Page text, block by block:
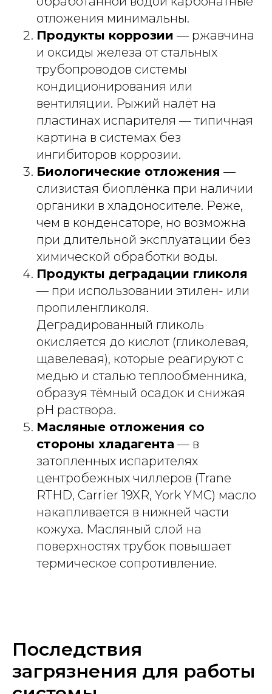
отложения минимальны.
Продукты коррозии — ржавчина
и оксиды железа от стальных
трубопроводов системы
кондиционирования или
вентиляции. Рыжий налёт на
пластинах испарителя — типичная
картина в системах без
ингибиторов коррозии.
Биологические отложения —
слизистая биоплёнка при наличии
органики в хладоносителе. Реже,
чем в конденсаторе, но возможна
при длительной эксплуатации без
химической обработки воды.
Продукты деградации гликоля
— при использовании этилен- или
пропиленгликоля.
Деградированный гликоль
окисляется до кислот (гликолевая,
щавелевая), которые реагируют с
медью и сталью теплообменника,
образуя тёмный осадок и снижая
pH раствора.
Масляные отложения со
стороны хладагента — в
затопленных испарителях
центробежных чиллеров (Trane
RTHD, Carrier 19XR, York YMC) масло
накапливается в нижней части
кожуха. Масляный слой на
поверхностях трубок повышает
термическое сопротивление.
Последствия
загрязнения для работы